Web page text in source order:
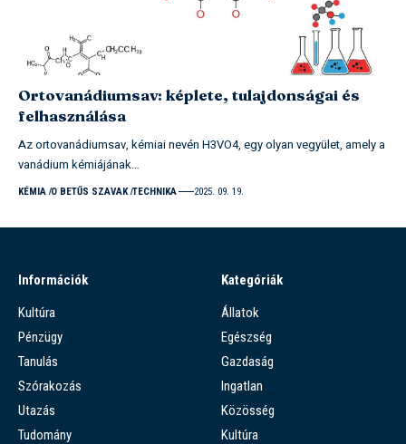
Ortovanádiumsav: képlete, tulajdonságai és
felhasználása
Az ortovanádiumsav, kémiai nevén H3VO4, egy olyan vegyület, amely a
vanádium kémiájának…
KÉMIA O BETŰS SZAVAK TECHNIKA 2025. 09. 19.
Információk
Kultúra
Pénzügy
Tanulás
Szórakozás
Utazás
Tudomány
Kategóriák
Állatok
Egészség
Gazdaság
Ingatlan
Közösség
Kultúra